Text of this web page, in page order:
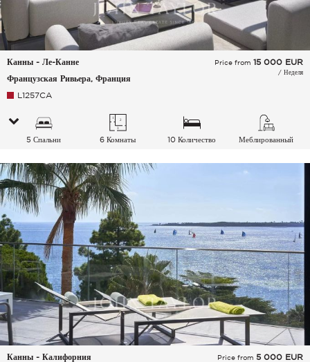
Канны - Ле-Канне
Французская Ривьера, Франция
Price from 15 000 EUR
/ Неделя
L1257CA
5 Спальни 6 Комнаты
10 Количество
Меблированный
Канны - Калифорния
Price from 5 000 EUR